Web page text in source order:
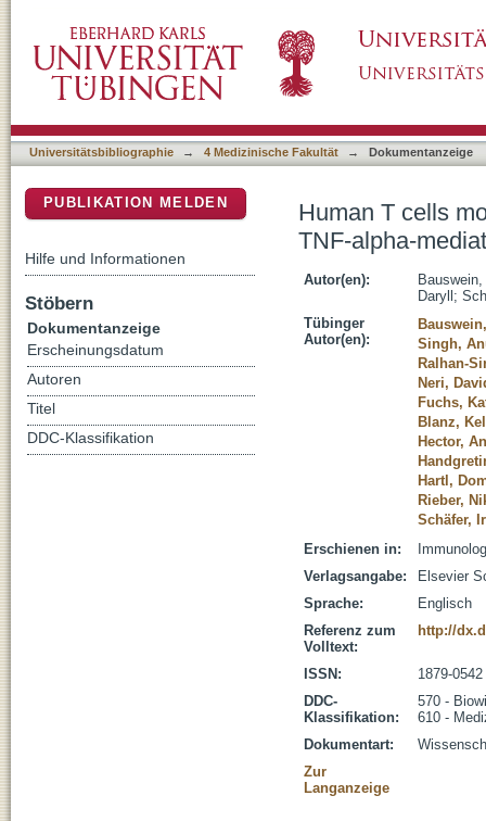
mechanism
Universitätsbibliographie → 4 Medizinische Fakultät → Dokumentanzeige
Human T cells
TNF-alpha-
Autor(en):
Daryll ;
Tübinger
Autor(en):
Singh,
Ralhan-
Neri,
Fuchs,
Blanz,
Hector,
Hartl,
Rieber,
Schäfer,
Erschienen in:
Verlagsangabe:
Elsevier
Sprache:
Englisch
Referenz zum
Volltext:
http://
ISSN:
1879-0542
DDC-
Klassifikation:
570 -
610 -
Dokumentart:
Zur
Langanzeige
PUBLIKATION MELDEN
Hilfe und Informationen
Stöbern
Dokumentanzeige
Erscheinungsdatum
Autoren
Titel
DDC-Klassifikation